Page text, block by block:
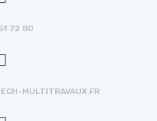
72 80
MULTITRAVAUX.FR